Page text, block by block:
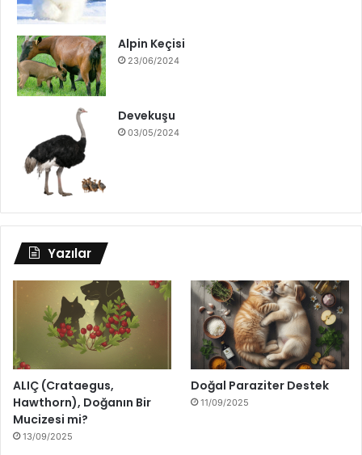
Alpin Keçisi
23/06/2024
Devekuşu
03/05/2024
Yazılar
ALIÇ (Crataegus,
Hawthorn), Doğanın Bir
Mucizesi mi?
13/09/2025
Doğal Paraziter Destek
11/09/2025